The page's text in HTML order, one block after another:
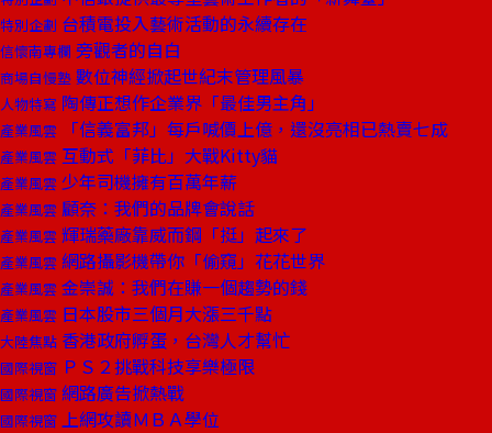
特別企劃 台積電投入藝術活動的永續存在
信懷南專欄 旁觀者的自白
商場自慢塾 數位神經掀起世紀末管理風暴
人物特寫 陶傳正想作企業界「最佳男主角」
產業風雲 「信義富邦」每戶喊價上億，還沒亮相已熱賣七成
產業風雲 互動式「菲比」大戰Kitty貓
產業風雲 少年司機擁有百萬年薪
產業風雲 顧奈：我們的品牌會說話
產業風雲 輝瑞藥廠靠威而鋼「挺」起來了
產業風雲 網路攝影機帶你「偷窺」花花世界
產業風雲 金崇誠：我們在賺一個趨勢的錢
產業風雲 日本股市三個月大漲三千點
大陸焦點 香港政府孵蛋，台灣人才幫忙
國際視窗 ＰＳ２挑戰科技享樂極限
國際視窗 網路廣告掀熱戰
國際視窗 上網攻讀ＭＢＡ學位